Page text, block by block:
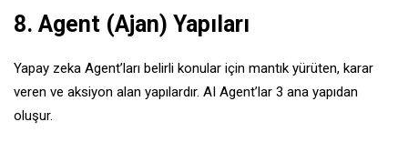
8. Agent (Ajan) Yapıları
Yapay zeka Agent’ları belirli konular için mantık yürüten, karar
veren ve aksiyon alan yapılardır. AI Agent’lar 3 ana yapıdan
oluşur.